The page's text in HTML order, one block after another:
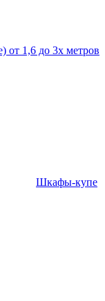
от 1,6 до 3х метров
Шкафы-купе